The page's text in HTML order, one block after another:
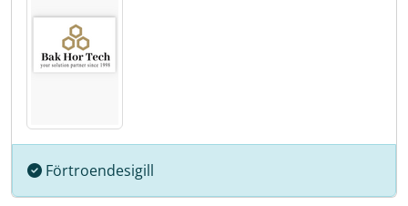
Förtroendesigill